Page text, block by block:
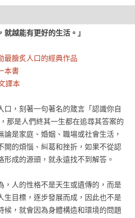
就越能有更好的生活。」
膾炙人口的經典作品
本書
譯本
口，刻著一句著名的箴言「認識你自
那是人們終其一生都在追尋其答案的
論是家庭、婚姻、職場或社會生活，
開的煩惱、糾葛和挫折，如果不從認
形成的源頭，就永遠找不到解答。
，人的性格不是天生或遺傳的，而是
生目標，逐步發展而成，因此也不是
候，就會因為身體構造和環境的問題